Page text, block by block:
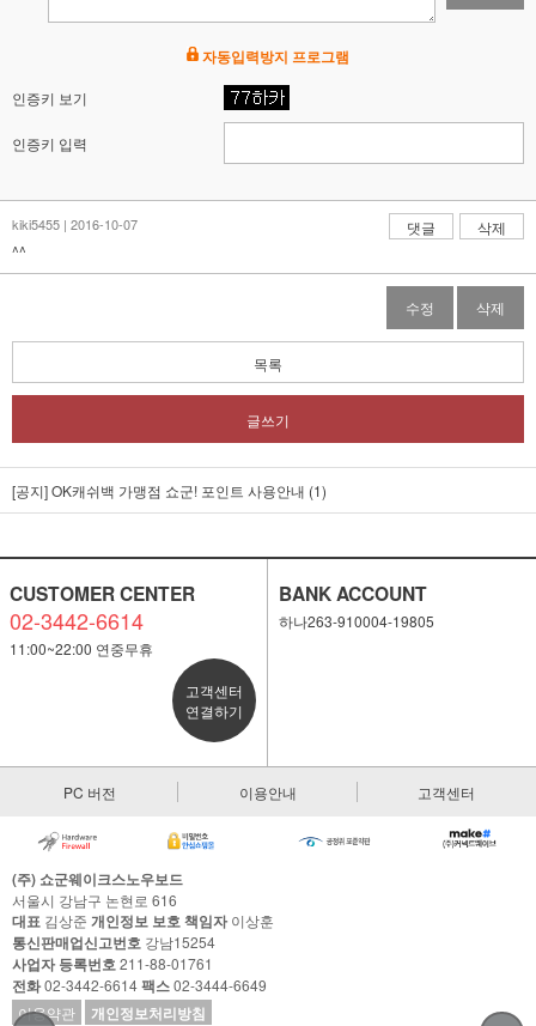
자동입력방지 프로그램
인증키 보기
인증키 입력
kiki5455 | 2016-10-07 삭제
댓글
^^
수정 삭제
목록
글쓰기
[공지] OK캐쉬백 가맹점 쇼군! 포인트 사용안내 (1)
CUSTOMER CENTER
02-3442-6614
11:00~22:00 연중무휴
고객센터
연결하기
BANK ACCOUNT
하나263-910004-19805
PC 버전 이용안내 고객센터
(주) 쇼군웨이크스노우보드
서울시 강남구 논현로 616
대표 김상준 개인정보 보호 책임자이상훈
통신판매업신고번호 강남15254
사업자 등록번호211-88-01761
전화02-3442-6614팩스02-3444-6649
이용약관
개인정보처리방침